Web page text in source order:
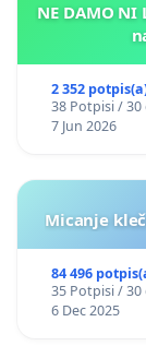
NE DAMO
2 352
38 Potpisi / 30
7 Jun 2026
Micanje
84 496
35 Potpisi / 30
6 Dec 2025